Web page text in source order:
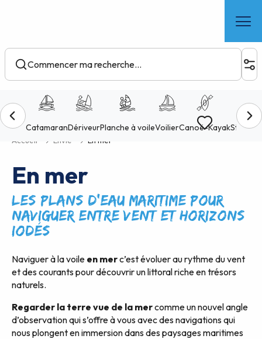
principal
Accueil Envie En mer
En mer
Les plans d’eau maritime pour
naviguer entre vent et horizons
iodés
Naviguer à la voile en merc’est évoluer au rythme du vent
et des courants pour découvrir un littoral riche en trésors
naturels.
Regarder la terre vue de la mercomme un nouvel angle
d’observation qui s’offre à vous avec des navigations qui
nous plongent en immersion dans des paysages maritimes